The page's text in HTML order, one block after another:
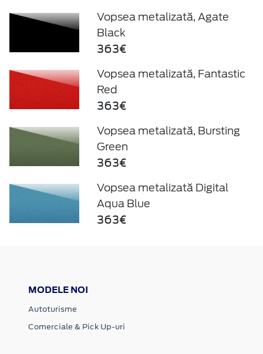
Vopsea metalizată, Agate
Black
363€
Vopsea metalizată, Fantastic
Red
363€
Vopsea metalizată, Bursting
Green
363€
Vopsea metalizată Digital
Aqua Blue
363€
MODELE NOI
Autoturisme
Comerciale & Pick Up-uri